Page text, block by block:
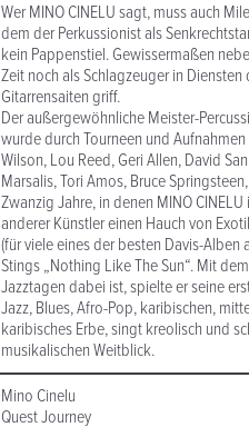
Wer MINO CINELU sagt, muss auch
dem der Perkussionist als
kein Pappenstiel. Gewissermaßen
Zeit noch als Schlagzeuger in
Gitarrensaiten griff.
Der außergewöhnliche Meister-
wurde durch Tourneen und
Wilson, Lou Reed, Geri Allen, David
Marsalis, Tori Amos, Bruce
Zwanzig Jahre, in denen MINO
anderer Künstler einen Hauch von
(für viele eines der besten Davis-Alben
Stings „Nothing Like The Sun“. Mit
Jazztagen dabei ist, spielte er seine
Jazz, Blues, Afro-Pop, karibischen,
karibisches Erbe, singt kreolisch und
musikalischen Weitblick.
Mino Cinelu
Quest Journey